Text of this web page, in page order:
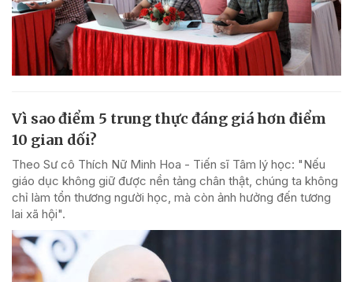
Vì sao điểm 5 trung thực đáng giá hơn điểm
10 gian dối?
Theo Sư cô Thích Nữ Minh Hoa - Tiến sĩ Tâm lý học: "Nếu
giáo dục không giữ được nền tảng chân thật, chúng ta không
chỉ làm tổn thương người học, mà còn ảnh hưởng đến tương
lai xã hội".